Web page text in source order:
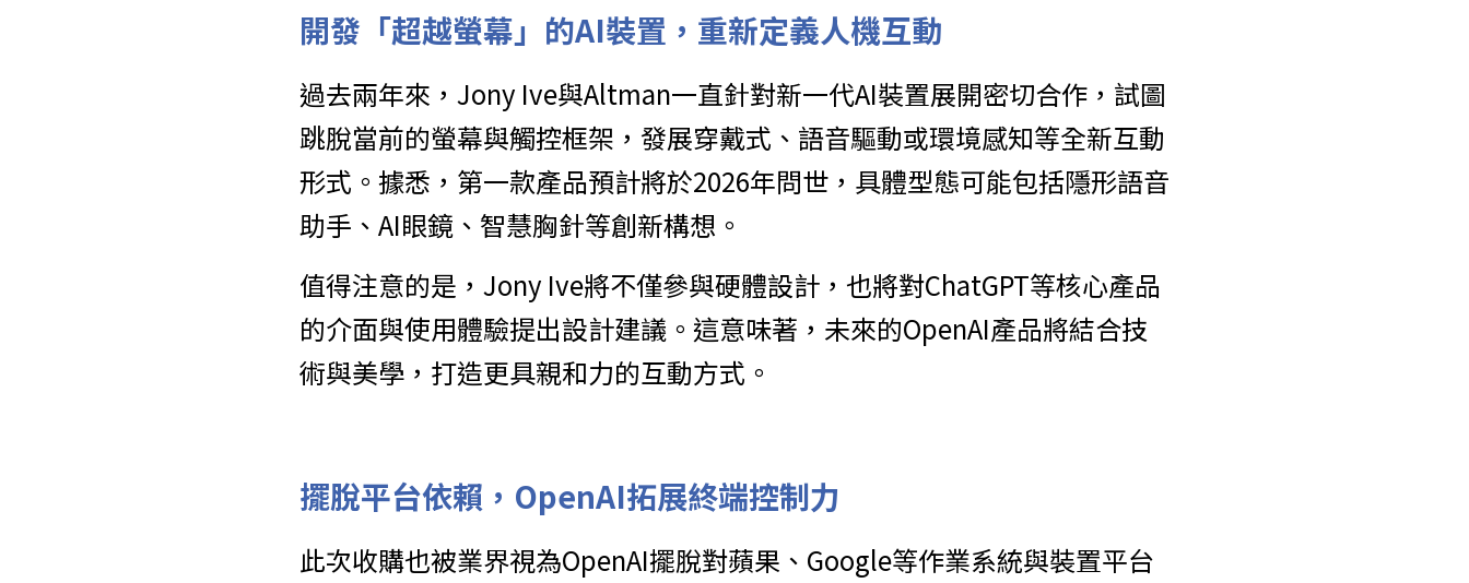
開發「超越螢幕」的AI裝置，重新定義人機互動
過去兩年來，Jony Ive與Altman一直針對新一代AI裝置展開密切合作，試圖
跳脫當前的螢幕與觸控框架，發展穿戴式、語音驅動或環境感知等全新互動
形式。據悉，第一款產品預計將於2026年問世，具體型態可能包括隱形語音
助手、AI眼鏡、智慧胸針等創新構想。
值得注意的是，Jony Ive將不僅參與硬體設計，也將對ChatGPT等核心產品
的介面與使用體驗提出設計建議。這意味著，未來的OpenAI產品將結合技
術與美學，打造更具親和力的互動方式。
擺脫平台依賴，OpenAI拓展終端控制力
此次收購也被業界視為OpenAI擺脫對蘋果、Google等作業系統與裝置平台